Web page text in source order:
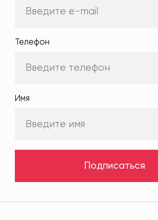
Телефон
Имя
Подписаться